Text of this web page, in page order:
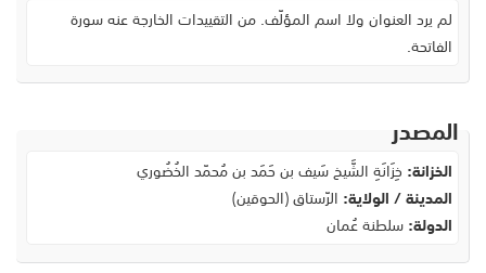
لم يرد العنوان ولا اسم المؤلّف. من التقييدات الخارجة عنه سورة
الفاتحة.
المصدر
الخزانة: خِزَانَةِ الشَّيخ سَيف بن حَمَد بن مُحمّد الخُضُوري
المدينة / الولاية: الرّستاق (الحوقين)
الدولة:سلطنة عُمان